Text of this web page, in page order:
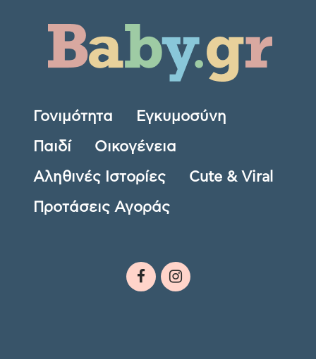
Γονιμότητα Εγκυμοσύνη
Παιδί Οικογένεια
Αληθινές Ιστορίες Cute & Viral
Προτάσεις Αγοράς